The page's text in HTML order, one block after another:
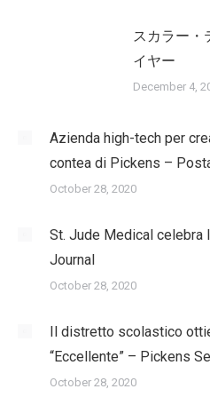
スカラー・
イヤー
December 4,
Azienda high-tech per
contea di Pickens –
October 28, 2020
St. Jude Medical celebra
Journal
October 28, 2020
Il distretto scolastico
“Eccellente” – Pickens
October 28, 2020